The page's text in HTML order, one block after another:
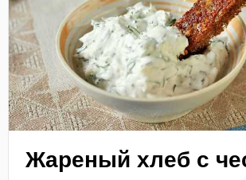
Жареный хлеб с